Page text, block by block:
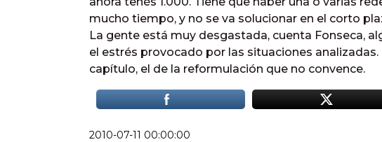
mucho tiempo, y no se va solucionar en el corto
La gente está muy desgastada, cuenta Fonseca,
el estrés provocado por las situaciones
capítulo, el de la reformulación que no convence.
2010-07-11 00:00:00